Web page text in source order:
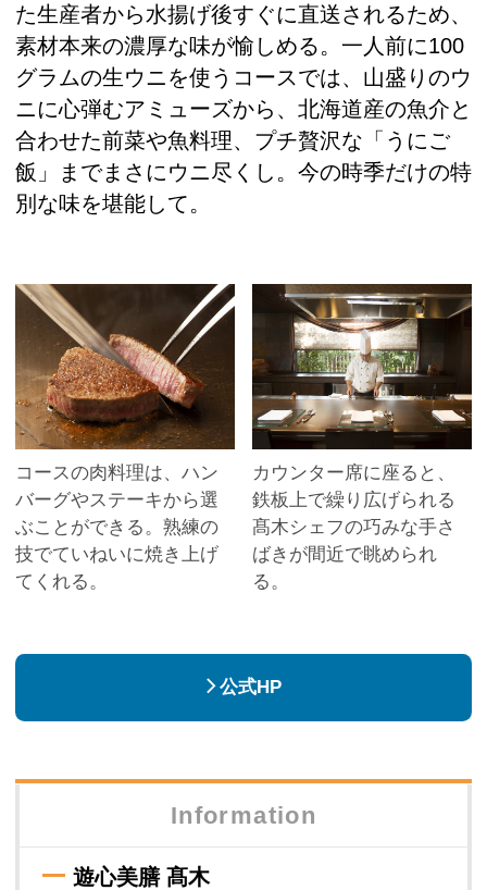
た生産者から水揚げ後すぐに直送されるため、
素材本来の濃厚な味が愉しめる。一人前に100
グラムの生ウニを使うコースでは、山盛りのウ
ニに心弾むアミューズから、北海道産の魚介と
合わせた前菜や魚料理、プチ贅沢な「うにご
飯」までまさにウニ尽くし。今の時季だけの特
別な味を堪能して。
コースの肉料理は、ハン
バーグやステーキから選
ぶことができる。熟練の
技でていねいに焼き上げ
てくれる。
カウンター席に座ると、
鉄板上で繰り広げられる
髙木シェフの巧みな手さ
ばきが間近で眺められ
る。
公式HP
Information
遊心美膳 髙木